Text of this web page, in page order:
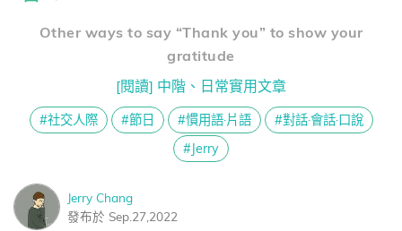
Other ways to say “Thank you” to show your
gratitude
[閱讀] 中階、日常實用文章
#社交人際 #節日 #慣用語·片語
#對話·會話·口說
#Jerry
Jerry Chang
發布於 Sep.27,2022